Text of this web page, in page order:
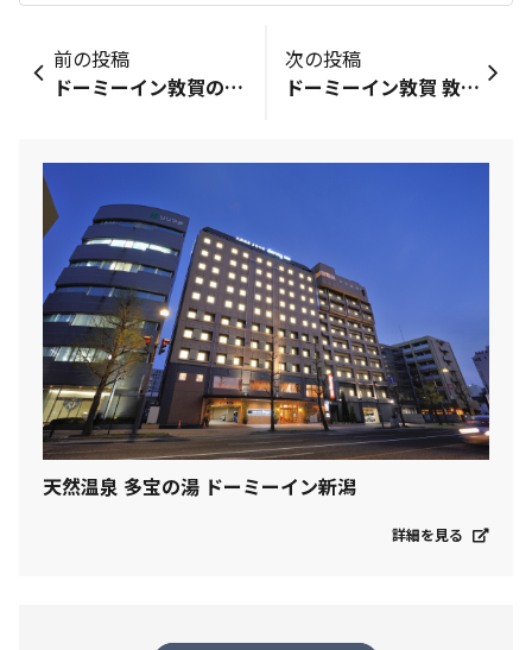
天然温泉 多宝の湯 ドーミーイン新潟
詳細を見る
前の投稿
ドーミーイン敦賀のアクセス方法を新しく追加表示してくれたようです、取り敢えずじゃらんですが（笑）支配人さんから連絡ありました。
次の投稿
ドーミーイン敦賀 敦賀駅から、バスで行かれる方 敦賀市コミュニティバス運賃200円 敦賀駅2個目のバス停 本町2丁目バス停下車歩いて数分 多分見えます🎵 去年、今年と工事現場見ましたから(笑) 近くの氣比神宮へ行く途中に 本町2丁目バス停止まる敦賀市コミュニティバス 東浦線 松原線 中郷木崎線 山公文名線 東郷線 とあります。 よかったら使ってください。 電車でこられる方は 敦賀駅のインフォメーションにもバス路線図と時刻表が書いた紙がありますよ。 後、敦賀市の主な観光の紙も 観光にも使えるバスなので もらってからホテルに行ってみてください。 なんで知ってるか？と言うと ドーミーイン福井、金沢に泊まって 敦賀観光を去年、今年としていました(笑) 今年、出きるなら。 今年観光したのに(笑) 近くにヨーロッパ亭(カツ丼) SLがある公園、 スーパーは、平和堂(AL) ちょっと遠くに お祭りの山車の資料館、レンガ倉庫他にもひって沢山ありますよ(笑) 山から、小さいけど。敦賀市を見渡せます。 他にも(笑)プリン♪や、食事何処も。 ドーミーイン福井、金沢泊まった分だけ 敦賀市行っています(笑)